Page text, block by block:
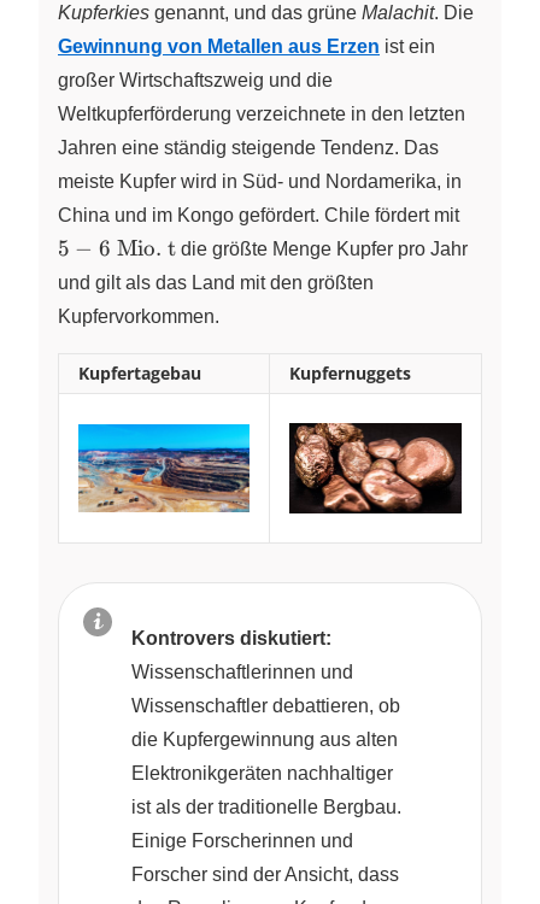
Kupferkies genannt, und das grüne Malachit. Die
Gewinnung von Metallen aus Erzen ist ein
großer Wirtschaftszweig und die
Weltkupferförderung verzeichnete in den letzten
Jahren eine ständig steigende Tendenz. Das
meiste Kupfer wird in Süd- und Nordamerika, in
China und im Kongo gefördert. Chile fördert mit{5 - 6
5 − 6 Mio. tdie größte Menge Kupfer pro Jahr
und gilt als das Land mit den größten
Kupfervorkommen.
Kupfertagebau Kupfernuggets
Kontrovers diskutiert:
Wissenschaftlerinnen und
Wissenschaftler debattieren, ob
die Kupfergewinnung aus alten
Elektronikgeräten nachhaltiger
ist als der traditionelle Bergbau.
Einige Forscherinnen und
Forscher sind der Ansicht, dass